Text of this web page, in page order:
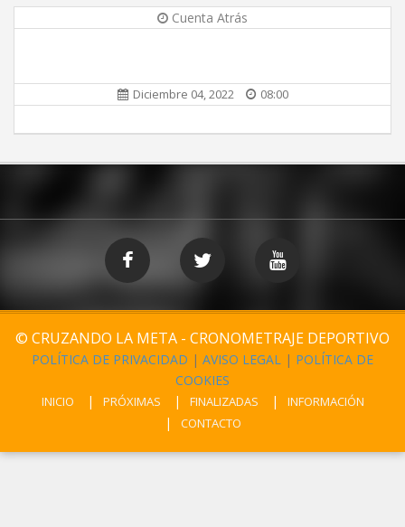
Cuenta Atrás
Diciembre 04, 2022 08:00
© CRUZANDO LA META - CRONOMETRAJE DEPORTIVO
POLÍTICA DE PRIVACIDAD | AVISO LEGAL | POLÍTICA DE
COOKIES
INICIO PRÓXIMAS FINALIZADAS
INFORMACIÓN
CONTACTO